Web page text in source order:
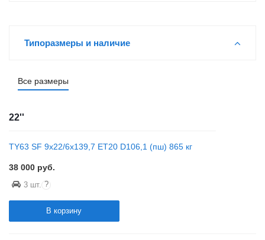
Типоразмеры и наличие
Все размеры
22''
TY63 SF 9x22/6x139,7 ET20 D106,1 (пш) 865 кг
38 000 руб.
3 шт. ?
В корзину